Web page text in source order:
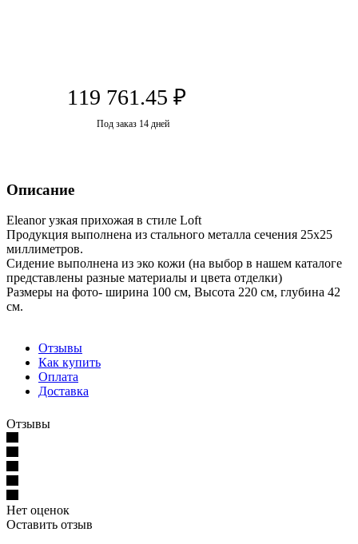
119 761.45 ₽
Под заказ 14 дней
Описание
Eleanor узкая прихожая в стиле Loft
Продукция выполнена из стального металла сечения 25х25
миллиметров.
Сидение выполнена из эко кожи (на выбор в нашем каталоге
представлены разные материалы и цвета отделки)
Размеры на фото- ширина 100 см, Высота 220 см, глубина 42
см.
Отзывы
Как купить
Оплата
Доставка
Отзывы
Нет оценок
Оставить отзыв